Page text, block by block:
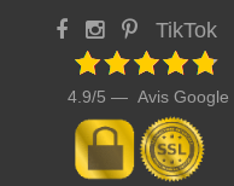
TikTok
4.9/5 — Avis Google